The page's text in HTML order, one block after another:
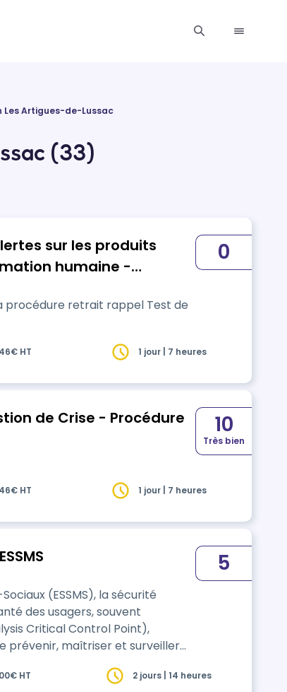
Les Artigues-de-Lussac
(33)
sur les produits
humaine -
retrait rappel Test de
0
HT 1 jour | 7 heures
de Crise - Procédure
10
Très bien
HT 1 jour | 7 heures
(ESSMS), la sécurité
des usagers, souvent
Critical Control Point),
prévenir, maîtriser et surveiller
5
HT 2 jours | 14 heures